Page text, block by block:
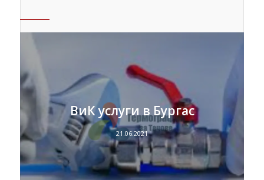
ВиК услуги в Бургас
21.06.2021